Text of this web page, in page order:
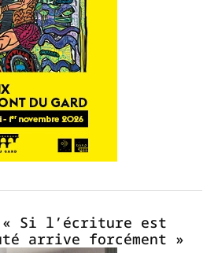
« Si l’écriture est
arrive forcément »